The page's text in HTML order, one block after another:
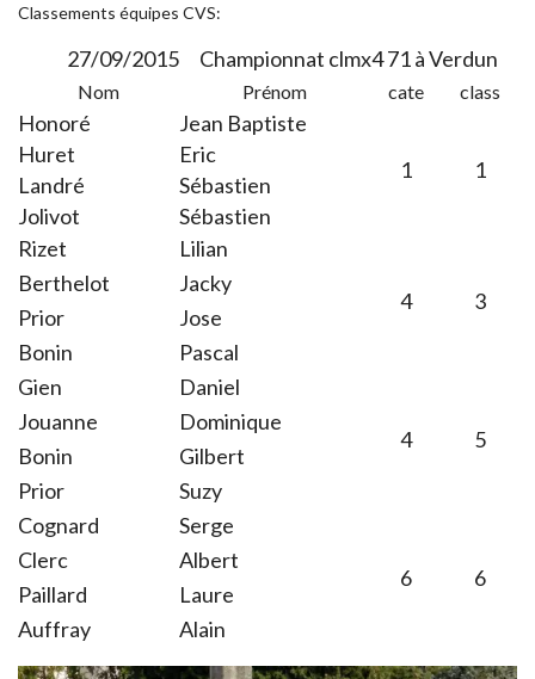
Classements équipes CVS:
27/09/2015 Championnat clmx4 71 à Verdun
Nom Prénom cate class
Honoré
Jean Baptiste
1
1
Huret
Eric
Landré
Sébastien
Jolivot
Sébastien
Rizet
Lilian
4
3
Berthelot
Jacky
Prior
Jose
Bonin
Pascal
Gien
Daniel
4
5
Jouanne
Dominique
Bonin
Gilbert
Prior
Suzy
Cognard
Serge
6
6
Clerc
Albert
Paillard
Laure
Auffray
Alain